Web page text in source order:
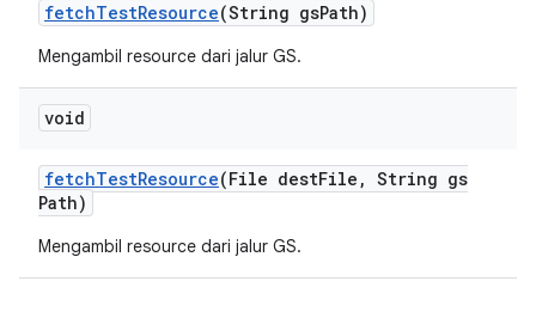
fetchTestResource(String gsPath)
Mengambil resource dari jalur GS.
void
fetchTestResource(File destFile , String gs
Path)
Mengambil resource dari jalur GS.